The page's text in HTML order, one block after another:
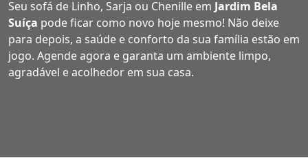
Seu sofá de Linho, Sarja ou Chenille em Jardim Bela
Suíça pode ficar como novo hoje mesmo! Não deixe
para depois, a saúde e conforto da sua família estão em
jogo. Agende agora e garanta um ambiente limpo,
agradável e acolhedor em sua casa.